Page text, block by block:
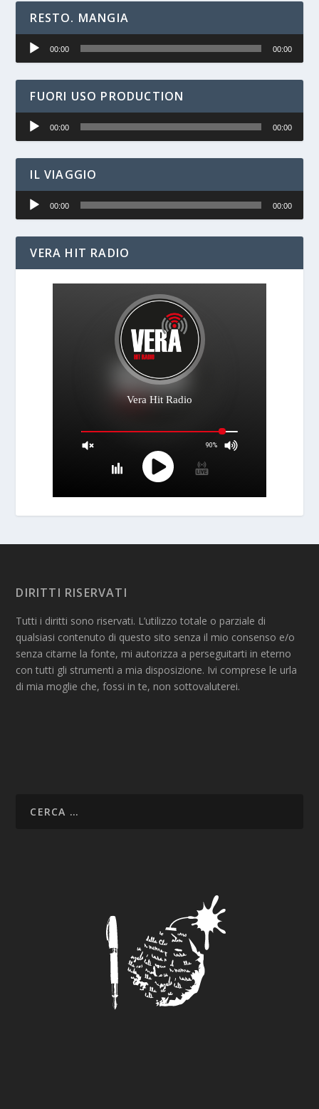
RESTO. MANGIA
Audio
Player
00:00 00:00
FUORI USO PRODUCTION
Audio
Player
00:00 00:00
IL VIAGGIO
Audio
Player
00:00 00:00
VERA HIT RADIO
DIRITTI RISERVATI
Tutti i diritti sono riservati. L’utilizzo totale o parziale di
qualsiasi contenuto di questo sito senza il mio consenso e/o
senza citarne la fonte, mi autorizza a perseguitarti in eterno
con tutti gli strumenti a mia disposizione. Ivi comprese le urla
di mia moglie che, fossi in te, non sottovaluterei.